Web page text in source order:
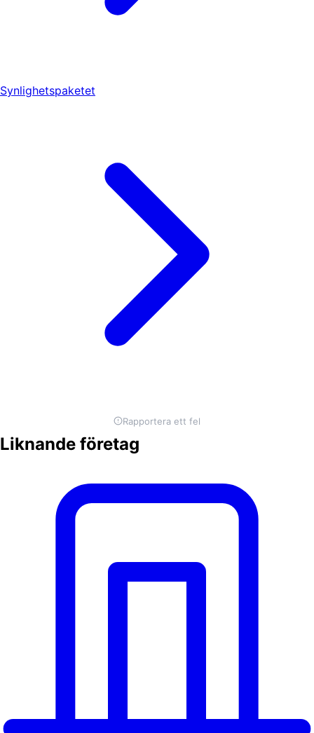
Synlighetspaketet
Rapportera ett fel
Liknande företag